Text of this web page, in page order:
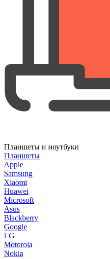
Планшеты и ноутбуки
Планшеты
Apple
Samsung
Xiaomi
Huawei
Microsoft
Asus
Blackberry
Google
LG
Motorola
Nokia